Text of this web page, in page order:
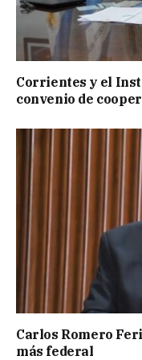
Corrientes y el
convenio de
Carlos Romero
más federal